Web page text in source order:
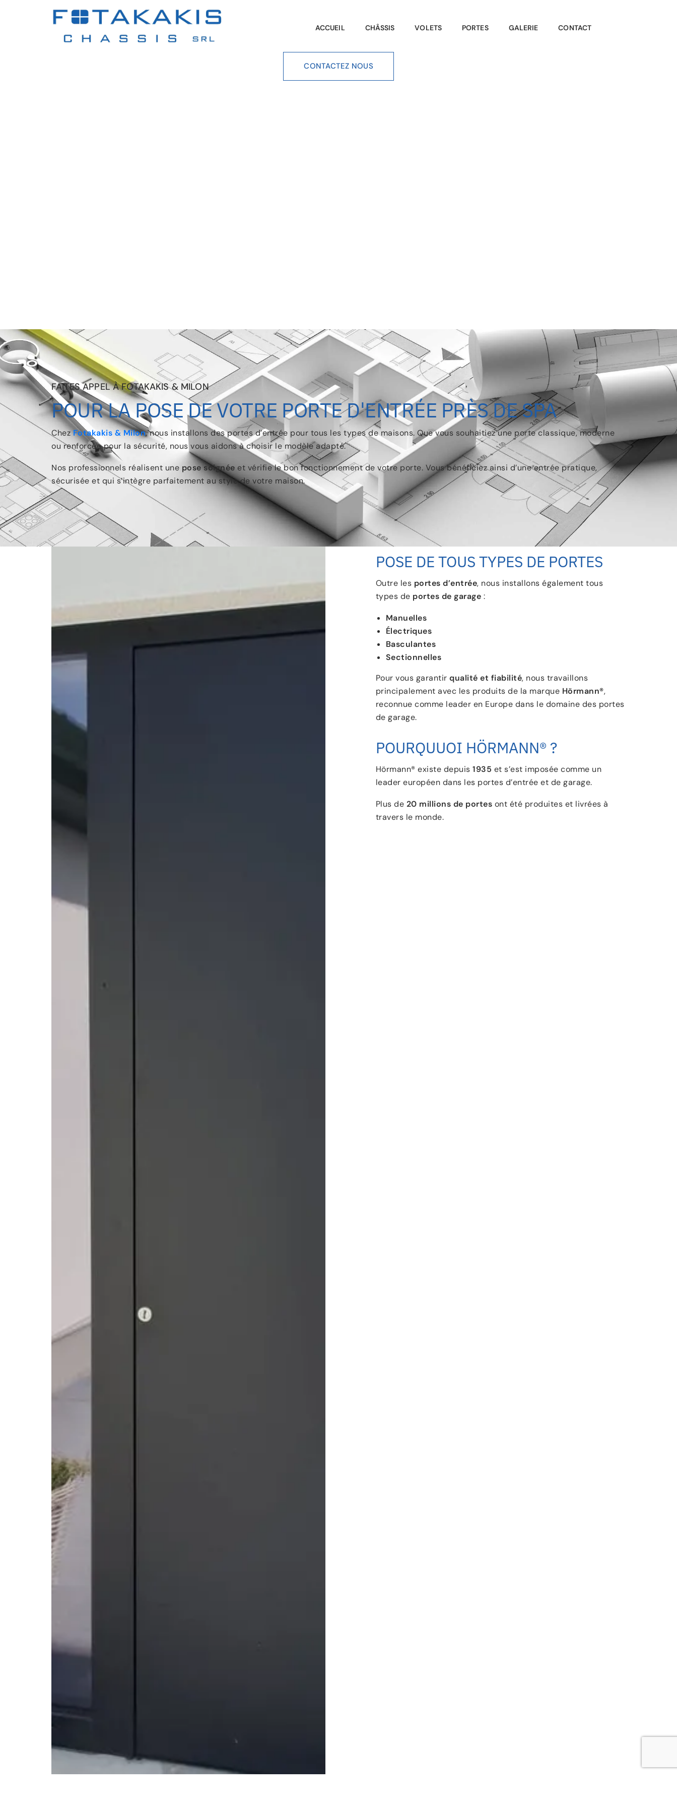
ACCUEIL CHÂSSIS VOLETS PORTES GALERIE CONTACT
CONTACTEZ NOUS
FAITES APPEL À FOTAKAKIS & MILON
POUR LA POSE DE VOTRE PORTE D'ENTRÉE PRÈS DE SPA
ChezFotakakis & Milon, nous installons des portes d’entrée pour tous les types de maisons. Que vous souhaitiez une porte classique, moderne
ou renforcée pour la sécurité, nous vous aidons à choisir le modèle adapté.
Nos professionnels réalisent une pose soignée et vérifie le bon fonctionnement de votre porte. Vous bénéficiez ainsi d’une entrée pratique,
sécurisée et qui s’intègre parfaitement au style de votre maison.
POSE DE TOUS TYPES DE PORTES
Outre les portes d’entrée, nous installons également tous
types de portes de garage :
Manuelles
Électriques
Basculantes
Sectionnelles
Pour vous garantirqualité et fiabilité, nous travaillons
principalement avec les produits de la marque Hörmann®,
reconnue comme leader en Europe dans le domaine des portes
de garage.
POURQUUOI HÖRMANN® ?
Hörmann® existe depuis1935 et s’est imposée comme un
leader européen dans les portes d’entrée et de garage.
Plus de 20 millions de portes ont été produites et livrées à
travers le monde.